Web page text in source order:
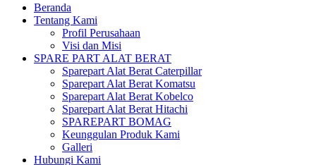
Beranda
Tentang Kami
Profil Perusahaan
Visi dan Misi
SPARE PART ALAT BERAT
Sparepart Alat Berat Caterpillar
Sparepart Alat Berat Komatsu
Sparepart Alat Berat Kobelco
Sparepart Alat Berat Hitachi
SPAREPART BOMAG
Keunggulan Produk Kami
Galleri
Hubungi Kami